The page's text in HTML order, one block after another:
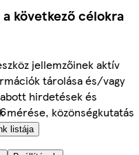
következő célokra
jellemzőinek aktív
tárolása és/vagy
hirdetések és
közönségkutatás
listája